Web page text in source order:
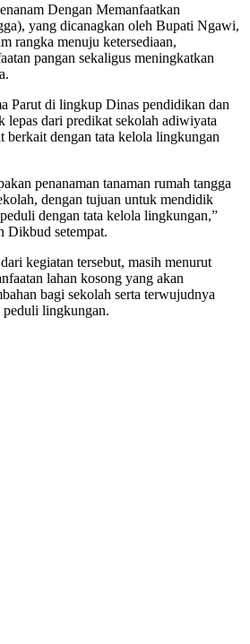
Dengan Memanfaatkan
yang dicanagkan oleh Bupati Ngawi,
rangka menuju ketersediaan,
pangan sekaligus meningkatkan
Parut di lingkup Dinas pendidikan dan
lepas dari predikat sekolah adiwiyata
berkait dengan tata kelola lingkungan
penanaman tanaman rumah tangga
dengan tujuan untuk mendidik
dengan tata kelola lingkungan,”
Dikbud setempat.
kegiatan tersebut, masih menurut
lahan kosong yang akan
bagi sekolah serta terwujudnya
lingkungan.